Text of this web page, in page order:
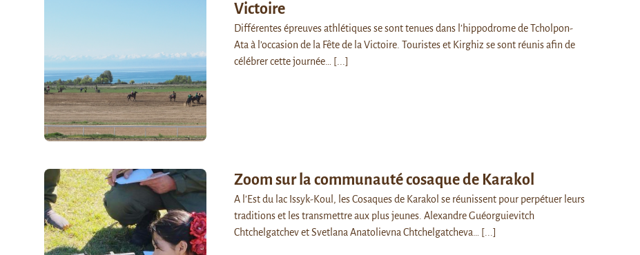
Victoire
Différentes épreuves athlétiques se sont tenues dans l’hippodrome de Tcholpon-
Ata à l’occasion de la Fête de la Victoire. Touristes et Kirghiz se sont réunis afin de
célébrer cette journée…
[...]
Zoom sur la communauté cosaque de Karakol
A l’Est du lac Issyk-Koul, les Cosaques de Karakol se réunissent pour perpétuer leurs
traditions et les transmettre aux plus jeunes. Alexandre Guéorguievitch
Chtchelgatchev et Svetlana Anatolievna Chtchelgatcheva…
[...]